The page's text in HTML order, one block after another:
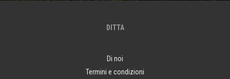
DITTA
Di noi
Termini e condizioni